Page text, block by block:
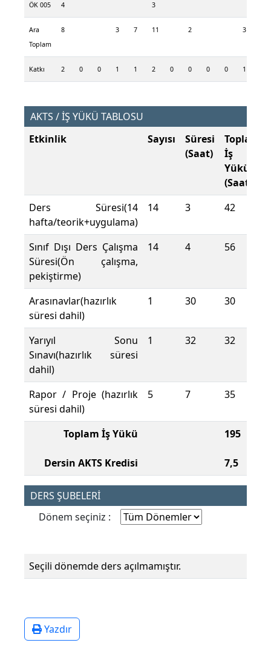
ÖK 005 4 3
Ara
Toplam
8 3 7 11 2 3
Katkı 2 0 0 1 1 2 0 0 0 0 1
AKTS / İŞ YÜKÜ TABLOSU
Etkinlik
Sayısı
Süresi
(Saat)
Toplam
İş
Yükü
(Saat)
Ders Süresi(14
hafta/teorik+uygulama)
14 3 42
Sınıf Dışı Ders Çalışma
Süresi(Ön çalışma,
pekiştirme)
14 4 56
Arasınavlar(hazırlık
süresi dahil)
1 30 30
Yarıyıl Sonu
Sınavı(hazırlık süresi
dahil)
1 32 32
Rapor / Proje (hazırlık
süresi dahil)
5 7 35
Toplam İş Yükü
Dersin AKTS Kredisi
195
7,5
DERS ŞUBELERİ
Dönem seçiniz :
Seçili dönemde ders açılmamıştır.
Yazdır